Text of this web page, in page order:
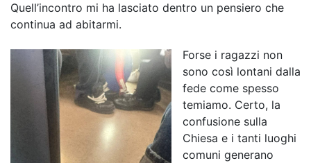
Quell’incontro mi ha lasciato dentro un pensiero che
continua ad abitarmi.
Forse i ragazzi non
sono così lontani dalla
fede come spesso
temiamo. Certo, la
confusione sulla
Chiesa e i tanti luoghi
comuni generano